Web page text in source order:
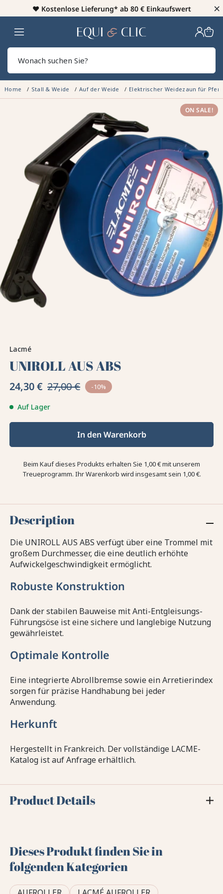
♥️ Kostenlose Lieferung* ab 80 € Einkaufswert ×
Heim
Home Stall & Weide Auf der Weide Elektrischer Weidezaun für
ON SALE!
Lacmé
UNIROLL AUS ABS
24,30 € 27,00 € -10%
Auf Lager
In den Warenkorb
Beim Kauf dieses Produkts erhalten Sie 1,00 €mit unserem
Treueprogramm. Ihr Warenkorb wird insgesamt sein 1,00 €.
Description
Die UNIROLL AUS ABS verfügt über eine Trommel mit
großem Durchmesser, die eine deutlich erhöhte
Aufwickelgeschwindigkeit ermöglicht.
Robuste Konstruktion
Dank der stabilen Bauweise mit Anti-Entgleisungs-
Führungsöse ist eine sichere und langlebige Nutzung
gewährleistet.
Optimale Kontrolle
Eine integrierte Abrollbremse sowie ein Arretierindex
sorgen für präzise Handhabung bei jeder
Anwendung.
Herkunft
Hergestellt in Frankreich. Der vollständige LACME-
Katalog ist auf Anfrage erhältlich.
Product Details
Dieses Produkt finden Sie in
folgenden Kategorien